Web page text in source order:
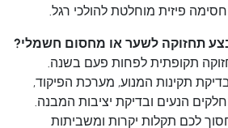
פיזית מוחלטת להולכי רגל.
תחזוקה לשער או מחסום חשמלי?
תקופתית לפחות פעם בשנה.
תקינות המנוע, מערכת הפיקוד,
הנעים ובדיקת יציבות המבנה.
לכם תקלות יקרות ומשביתות